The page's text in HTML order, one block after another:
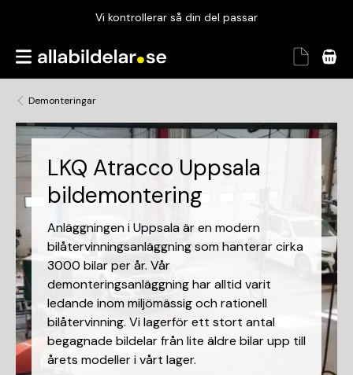
Vi kontrollerar så din del passar
Garanterad passform
Vi kontrollerar så din del passar
Demonteringar
LKQ Atracco Uppsala
bildemontering
Anläggningen i Uppsala är en modern
bilåtervinningsanläggning som hanterar cirka
3000 bilar per år. Vår
demonteringsanläggning har alltid varit
ledande inom miljömässig och rationell
bilåtervinning. Vi lagerför ett stort antal
begagnade bildelar från lite äldre bilar upp till
årets modeller i vårt lager.